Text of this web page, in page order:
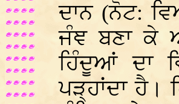
ਦਾਨ (ਨੋਟ:
ਜੰਞ ਬਣਾ ਕੇ
ਹਿੰਦੂਆਂ ਦਾ
ਪੜ੍ਹਾਂਦਾ ਹੈ।